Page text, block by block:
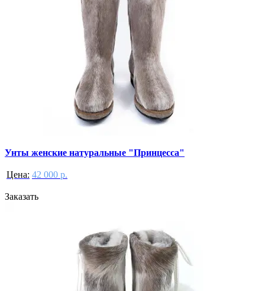
Унты женские натуральные "Принцесса"
Цена: 42 000 р.
Заказать